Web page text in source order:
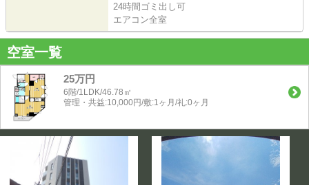
24時間ゴミ出し可
エアコン全室
空室一覧
25万円
6階/1LDK/46.78㎡
管理・共益:10,000円/敷:1ヶ月/礼:0ヶ月